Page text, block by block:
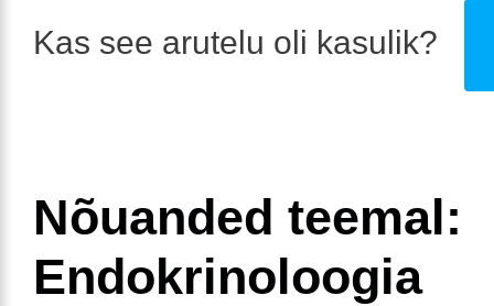
Kas see arutelu oli kasulik?
Nõuanded teemal:
Endokrinoloogia